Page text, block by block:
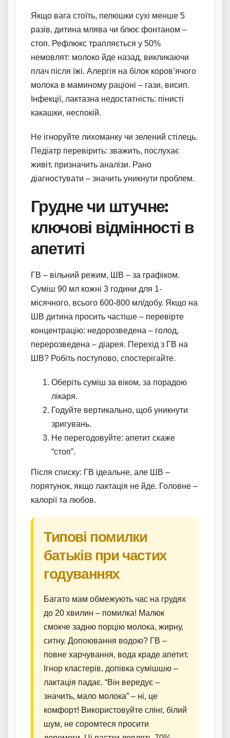
Якщо вага стоїть, пелюшки сухі менше 5
разів, дитина млява чи блює фонтаном –
стоп. Рефлюкс трапляється у 50%
немовлят: молоко йде назад, викликаючи
плач після їжі. Алергія на білок коров’ячого
молока в маминому раціоні – гази, висип.
Інфекції, лактазна недостатність: пінисті
какашки, неспокій.
Не ігноруйте лихоманку чи зелений стілець.
Педіатр перевірить: зважить, послухає
живіт, призначить аналізи. Рано
діагностувати – значить уникнути проблем.
Грудне чи штучне:
ключові відмінності в
апетиті
ГВ – вільний режим, ШВ – за графіком.
Суміш 90 мл кожні 3 години для 1-
місячного, всього 600-800 мл/добу. Якщо на
ШВ дитина просить частіше – перевірте
концентрацію: недорозведена – голод,
перерозведена – діарея. Перехід з ГВ на
ШВ? Робіть поступово, спостерігайте.
Оберіть суміш за віком, за порадою
лікаря.
Годуйте вертикально, щоб уникнути
зригувань.
Не перегодовуйте: апетит скаже
“стоп”.
Після списку: ГВ ідеальне, але ШВ –
порятунок, якщо лактація не йде. Головне –
калорії та любов.
Типові помилки
батьків при частих
годуваннях
Багато мам обмежують час на грудях
до 20 хвилин – помилка! Малюк
смокче задню порцію молока, жирну,
ситну. Допоювання водою? ГВ –
повне харчування, вода краде апетит.
Ігнор кластерів, допівка сумішшю –
лактація падає. “Він вередує –
значить, мало молока” – ні, це
комфорт! Використовуйте слінг, білий
шум, не соромтеся просити